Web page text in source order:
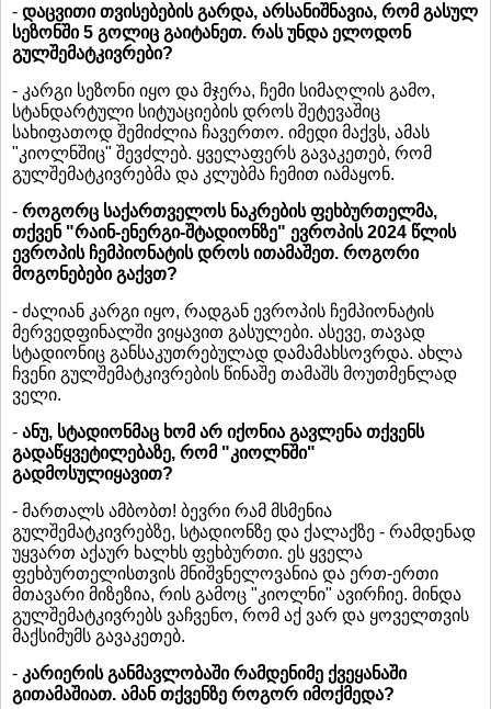
- დაცვითი თვისებების გარდა, არსანიშნავია, რომ გასულ
სეზონში 5 გოლიც გაიტანეთ. რას უნდა ელოდონ
გულშემატკივრები?
- კარგი სეზონი იყო და მჯერა, ჩემი სიმაღლის გამო,
სტანდარტული სიტუაციების დროს შეტევაშიც
სახიფათოდ შემიძლია ჩავერთო. იმედი მაქვს, ამას
"კიოლნშიც" შევძლებ. ყველაფერს გავაკეთებ, რომ
გულშემატკივრებმა და კლუბმა ჩემით იამაყონ.
- როგორც საქართველოს ნაკრების ფეხბურთელმა,
თქვენ "რაინ-ენერგი-შტადიონზე" ევროპის 2024 წლის
ევროპის ჩემპიონატის დროს ითამაშეთ. როგორი
მოგონებები გაქვთ?
- ძალიან კარგი იყო, რადგან ევროპის ჩემპიონატის
მერვედფინალში ვიყავით გასულები. ასევე, თავად
სტადიონიც განსაკუთრებულად დამამახსოვრდა. ახლა
ჩვენი გულშემატკივრების წინაშე თამაშს მოუთმენლად
ველი.
- ანუ, სტადიონმაც ხომ არ იქონია გავლენა თქვენს
გადაწყვეტილებაზე, რომ "კიოლნში"
გადმოსულიყავით?
- მართალს ამბობთ! ბევრი რამ მსმენია
გულშემატკივრებზე, სტადიონზე და ქალაქზე - რამდენად
უყვართ აქაურ ხალხს ფეხბურთი. ეს ყველა
ფეხბურთელისთვის მნიშვნელოვანია და ერთ-ერთი
მთავარი მიზეზია, რის გამოც "კიოლნი" ავირჩიე. მინდა
გულშემატკივრებს ვაჩვენო, რომ აქ ვარ და ყოველთვის
მაქსიმუმს გავაკეთებ.
- კარიერის განმავლობაში რამდენიმე ქვეყანაში
გითამაშიათ. ამან თქვენზე როგორ იმოქმედა?